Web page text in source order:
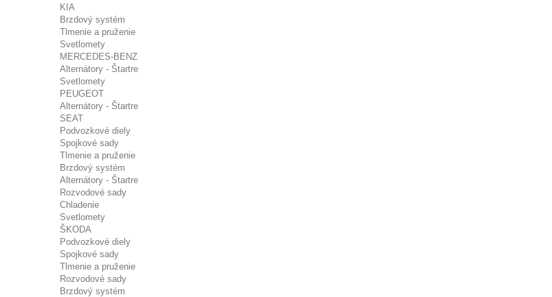
KIA
Brzdový systém
Tlmenie a pruženie
Svetlomety
MERCEDES-BENZ
Alternátory - Štartre
Svetlomety
PEUGEOT
Alternátory - Štartre
SEAT
Podvozkové diely
Spojkové sady
Tlmenie a pruženie
Brzdový systém
Alternátory - Štartre
Rozvodové sady
Chladenie
Svetlomety
ŠKODA
Podvozkové diely
Spojkové sady
Tlmenie a pruženie
Rozvodové sady
Brzdový systém